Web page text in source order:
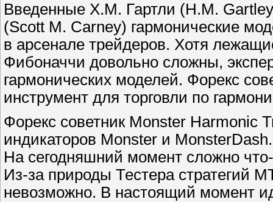
Введенные Х.М. Гартли (H.M.
(Scott M. Carney) гармонические
в арсенале трейдеров. Хотя
Фибоначчи довольно сложны,
гармонических моделей. Форекс
инструмент для торговли по
Форекс советник Monster Harmonic
индикаторов Monster и
На сегодняшний момент сложно
Из-за природы Тестера стратегий
невозможно. В настоящий момент